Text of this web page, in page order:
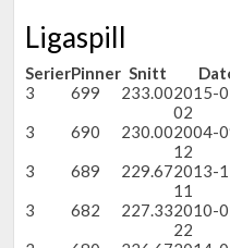
Ligaspill
SerierPinner Snitt
3
699 233.002015-
02
3
690 230.002004-
12
3
689 229.672013-
11
3
682 227.332010-
22